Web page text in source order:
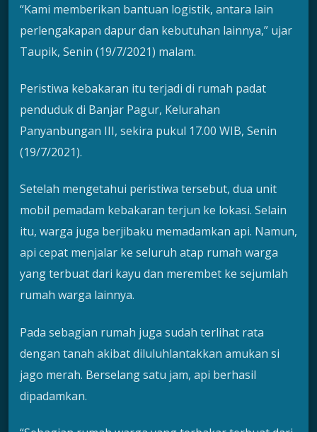
“Kami memberikan bantuan logistik, antara lain
perlengakapan dapur dan kebutuhan lainnya,” ujar
Taupik, Senin (19/7/2021) malam.
Peristiwa kebakaran itu terjadi di rumah padat
penduduk di Banjar Pagur, Kelurahan
Panyanbungan III, sekira pukul 17.00 WIB, Senin
(19/7/2021).
Setelah mengetahui peristiwa tersebut, dua unit
mobil pemadam kebakaran terjun ke lokasi. Selain
itu, warga juga berjibaku memadamkan api. Namun,
api cepat menjalar ke seluruh atap rumah warga
yang terbuat dari kayu dan merembet ke sejumlah
rumah warga lainnya.
Pada sebagian rumah juga sudah terlihat rata
dengan tanah akibat diluluhlantakkan amukan si
jago merah. Berselang satu jam, api berhasil
dipadamkan.